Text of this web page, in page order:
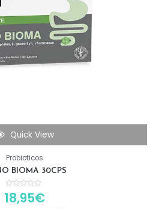
Quick View
Probioticos
BIOMA 30CPS
Rated
18,95€